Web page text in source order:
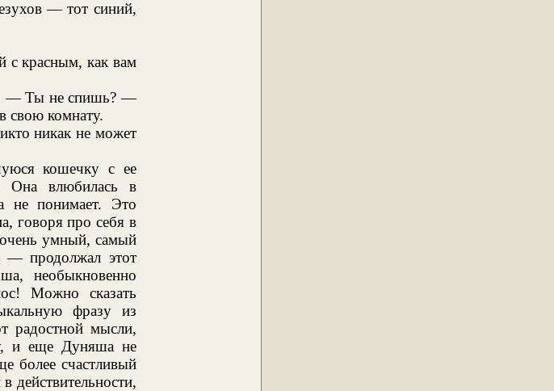
— тот синий,
с красным, как вам
— Ты не спишь? —
свою комнату.
никак не может
кошечку с ее
Она влюбилась в
не понимает. Это
говоря про себя в
очень умный, самый
— продолжал этот
необыкновенно
Можно сказать
фразу из
радостной мысли,
и еще Дуняша не
более счастливый
действительности,